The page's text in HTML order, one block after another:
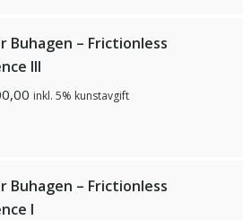
Buhagen – Frictionless
III
inkl. 5% kunstavgift
Buhagen – Frictionless
I